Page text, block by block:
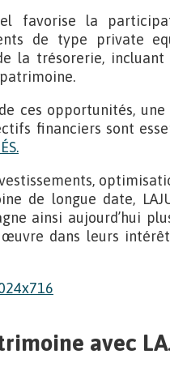
favorise la
de type private
la trésorerie,
ces opportunités,
financiers sont
de longue date,
ainsi aujourd’hui
dans leurs
avec